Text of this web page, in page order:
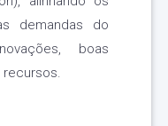
demandas do
boas